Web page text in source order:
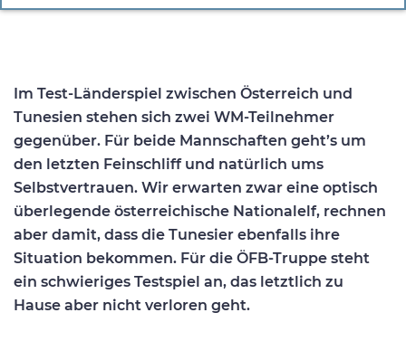
Im Test-Länderspiel zwischen Österreich und
Tunesien stehen sich zwei WM-Teilnehmer
gegenüber. Für beide Mannschaften geht’s um
den letzten Feinschliff und natürlich ums
Selbstvertrauen. Wir erwarten zwar eine optisch
überlegende österreichische Nationalelf, rechnen
aber damit, dass die Tunesier ebenfalls ihre
Situation bekommen. Für die ÖFB-Truppe steht
ein schwieriges Testspiel an, das letztlich zu
Hause aber nicht verloren geht.